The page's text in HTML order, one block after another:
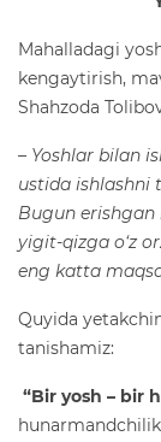
Mahalladagi
kengaytirish,
Shahzoda
– Yoshlar bilan
ustida ishlashni
Bugun
yigit-qizga o‘z
eng katta
Quyida
tanishamiz:
“Bir yosh – bir